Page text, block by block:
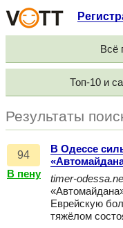
Всё
Топ-10 и
Результаты
94
В пену
В Одессе
timer-
Еврейскую
тяжёлом